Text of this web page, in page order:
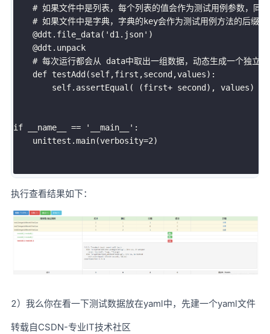
# 如果文件中是列表，每个列表的值会作为测试用例参数，同
# 如果文件中是字典，字典的key会作为测试用例方法的后缀
    @ddt
. file_data( 'd1.json' )
    @ddt
. unpack
# 每次运行都会从 data中取出一组数据，动态生成一个独立的
def testAdd (self,first ,second ,values) :
        self
. assertEqual ( (first+ second ) , values)
if __name__ == '__main__' :
    unittest
.main(verbosity=2)
执行查看结果如下：
2）我么你在看一下测试数据放在yaml中，先建一个yaml文件
转载自CSDN-专业IT技术社区